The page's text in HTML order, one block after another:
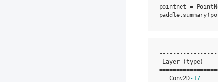
pointnet =
paddle. summary(
Layer (type)
   Conv2D
-17